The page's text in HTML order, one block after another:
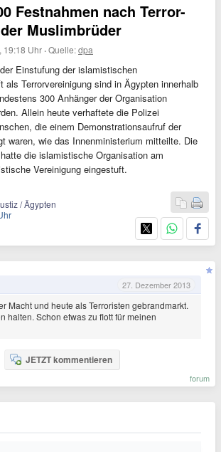
Festnahmen nach Terror-
Muslimbrüder
19:18 Uhr ·Quelle:dpa
Einstufung der islamistischen
als Terrorvereinigung sind in Ägypten innerhalb
300 Anhänger der Organisation
Allein heute verhaftete die Polizei
die einem Demonstrationsaufruf der
waren, wie das Innenministerium mitteilte. Die
die islamistische Organisation am
Vereinigung eingestuft.
/ Ägypten
27. Dezember 2013
Macht und heute als Terroristen gebrandmarkt.
halten. Schon etwas zu flott für meinen
JETZT kommentieren
forum